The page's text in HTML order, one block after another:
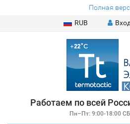
Полная
RUB
Вход
Работаем по всей
Пн–Пт: 9:00-18:00